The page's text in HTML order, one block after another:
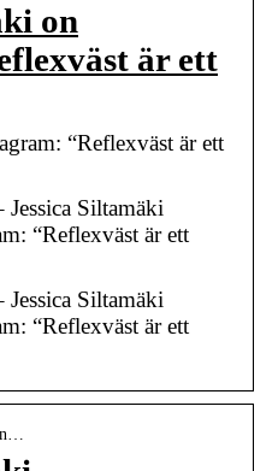
on
är ett
“Reflexväst är ett
Siltamäki
“Reflexväst är ett
Siltamäki
“Reflexväst är ett